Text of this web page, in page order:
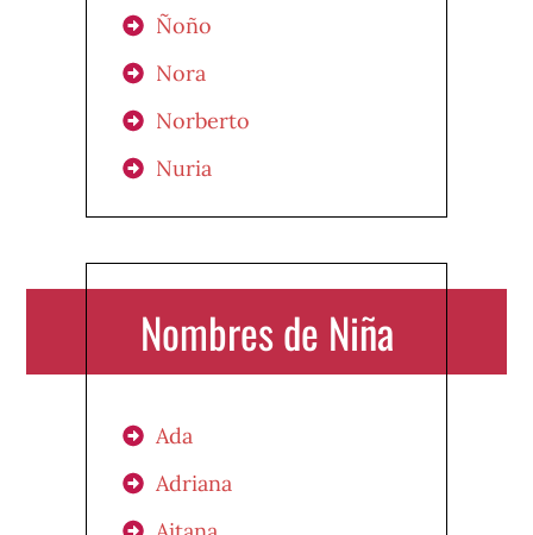
Ñoño
Nora
Norberto
Nuria
Nombres de Niña
Ada
Adriana